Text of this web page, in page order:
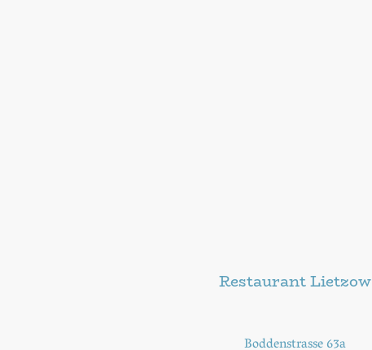
Restaurant Lietzow
Boddenstrasse 63a